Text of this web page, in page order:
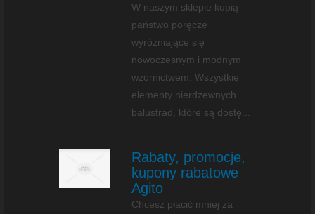
W naszym sklepie kupią
państwo poręcze
wyróżniające się
nowoczesnym i modnym
wzornictwem. Wszystkie
elementy nierdzewnych
balustrad, które są dostę...
Rabaty, promocje,
kupony rabatowe
Agito
Chcesz płacić mniej za